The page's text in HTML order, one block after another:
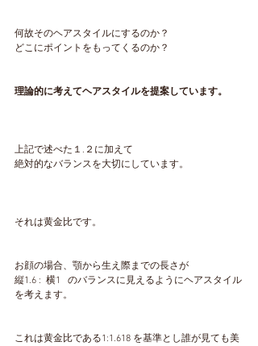
何故そのヘアスタイルにするのか？
どこにポイントをもってくるのか？
理論的に考えてヘアスタイルを提案しています。
上記で述べた１.２に加えて
絶対的なバランスを大切にしています。
それは黄金比です。
お顔の場合、顎から生え際までの長さが
縦1.6 :  横1   のバランスに見えるようにヘアスタイル
を考えます。
これは黄金比である1:1.618 を基準とし誰が見ても美